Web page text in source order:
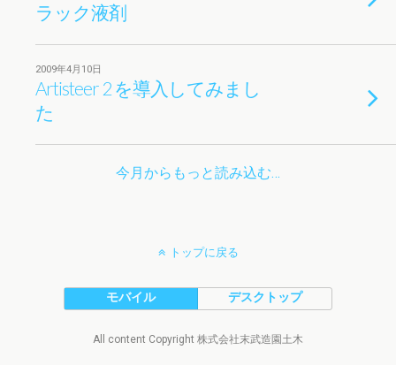
ラック液剤
2009年4月10日
Artisteer 2 を導入してみまし
た
今月からもっと読み込む…
トップに戻る
モバイル デスクトップ
All content Copyright 株式会社末武造園土木